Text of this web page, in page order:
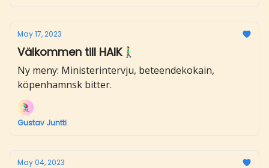
May 17, 2023
Välkommen till HAIK🚶‍♂️
Ny meny: Ministerintervju, beteendekokain,
köpenhamnsk bitter.
Gustav Juntti
May 04, 2023